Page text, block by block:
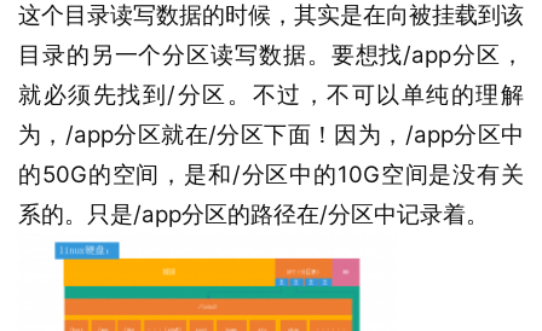
这个目录读写数据的时候，其实是在向被挂载到该
目录的另一个分区读写数据。要想找/app分区，
就必须先找到 /分区。不过，不可以单纯的理解
为， /app分区就在/分区下面！因为， /app分区中
的50G的空间，是和/分区中的10G空间是没有关
系的。只是/app分区的路径在/分区中记录着。